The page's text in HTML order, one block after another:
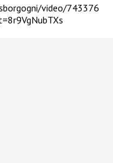
video/743376